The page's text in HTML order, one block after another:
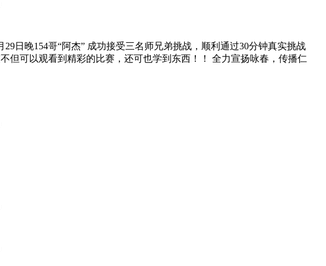
日晚154哥“阿杰” 成功接受三名师兄弟挑战，顺利通过30分钟真实挑战
但可以观看到精彩的比赛，还可也学到东西！！ 全力宣扬咏春，传播仁